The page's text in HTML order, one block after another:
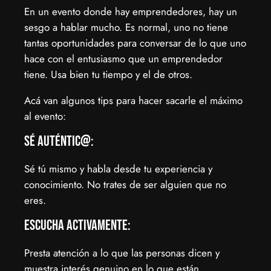
En un evento donde hay emprendedores, hay un
sesgo a hablar mucho. Es normal, uno no tiene
tantas oportunidades para conversar de lo que uno
hace con el entusiasmo que un emprendedor
tiene. Usa bien tu tiempo y el de otros.
Acá van algunos tips para hacer sacarle el máximo
al evento:
Sé auténtic@:
Sé tú mismo y habla desde tu experiencia y
conocimiento. No trates de ser alguien que no
eres.
Escucha activamente:
Presta atención a lo que las personas dicen y